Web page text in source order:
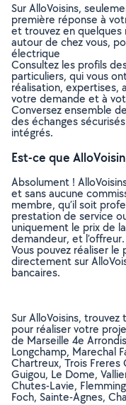
Sur AlloVoisins,
première réponse à
et trouvez en
autour de chez vous,
électrique
Consultez les profils
particuliers, qui vous
réalisation, expertises,
votre demande et à
Conversez ensemble
des échanges
intégrés.
Est-ce que
Absolument !
et sans aucune
membre, qu’il soit
prestation de service
uniquement le prix de
demandeur, et l’offreur.
Vous pouvez réaliser
directement sur
bancaires.
Sur AlloVoisins,
pour réaliser votre
de Marseille 4e
Longchamp, Marechal
Chartreux, Trois Freres
Guigou, Le Dome,
Chutes-Lavie,
Foch, Sainte-Agnes,